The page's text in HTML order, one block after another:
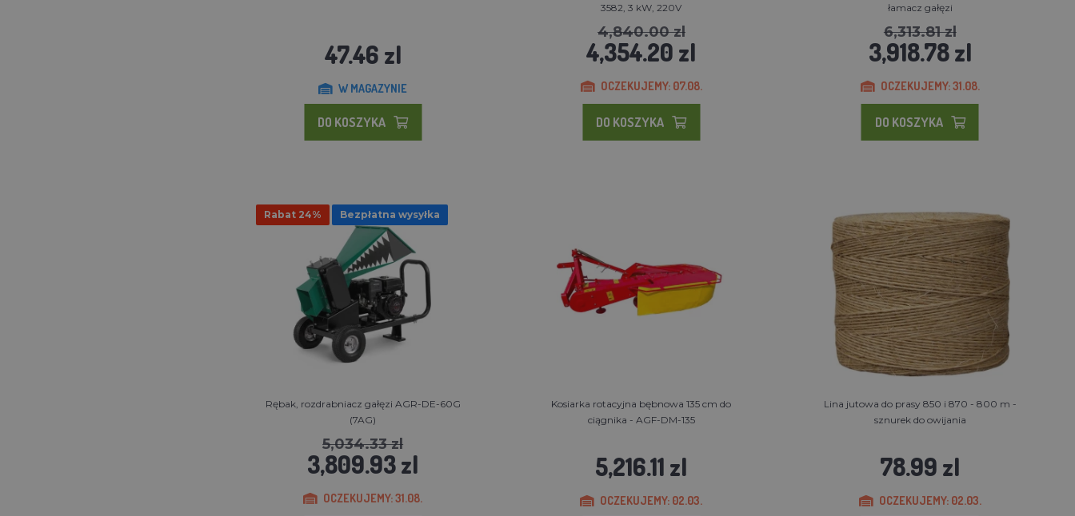
47.46 zl
W MAGAZYNIE
DO KOSZYKA
3582, 3 kW, 220V
4,840.00 zl
4,354.20 zl
OCZEKUJEMY: 07.08.
DO KOSZYKA
łamacz gałęzi
6,313.81 zl
3,918.78 zl
OCZEKUJEMY: 31.08.
DO KOSZYKA
Rabat 24% Bezpłatna wysyłka
Rębak, rozdrabniacz gałęzi AGR-DE-60G
(7AG)
5,034.33 zl
3,809.93 zl
OCZEKUJEMY: 31.08.
Kosiarka rotacyjna bębnowa 135 cm do
ciągnika - AGF-DM-135
5,216.11 zl
OCZEKUJEMY: 02.03.
Lina jutowa do prasy 850 i 870 - 800 m -
sznurek do owijania
78.99 zl
OCZEKUJEMY: 02.03.